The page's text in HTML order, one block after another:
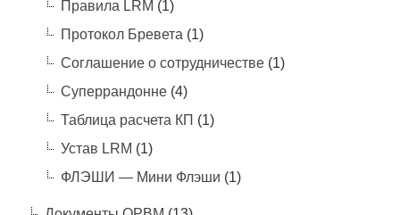
Правила LRM (1)
Протокол Бревета(1)
Соглашение о сотрудничестве(1)
Суперрандонне(4)
Таблица расчета КП (1)
Устав LRM (1)
ФЛЭШИ — Мини Флэши (1)